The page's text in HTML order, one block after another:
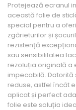
Protejează ecranul
această folie de
special pentru a
zgârieturilor și
rezistență
sau sensibilitatea
rezoluția originală a
impecabilă.
reduse, astfel încât
aplicat și perfect
folie este soluția